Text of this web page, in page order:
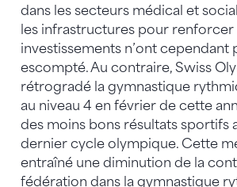
dans les secteurs médical et
les infrastructures pour renforcer
investissements n’ont cependant
escompté. Au contraire, Swiss
rétrogradé la gymnastique
au niveau 4 en février de cette
des moins bons résultats sportifs
dernier cycle olympique. Cette
entraîné une diminution de la
fédération dans la gymnastique